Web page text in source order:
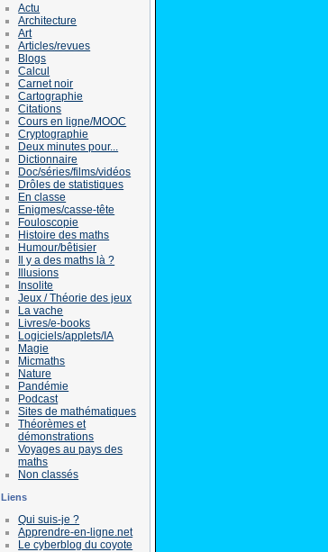
Actu
Architecture
Art
Articles/revues
Blogs
Calcul
Carnet noir
Cartographie
Citations
Cours en ligne/MOOC
Cryptographie
Deux minutes pour...
Dictionnaire
Doc/séries/films/vidéos
Drôles de statistiques
En classe
Enigmes/casse-tête
Fouloscopie
Histoire des maths
Humour/bêtisier
Il y a des maths là ?
Illusions
Insolite
Jeux / Théorie des jeux
La vache
Livres/e-books
Logiciels/applets/IA
Magie
Micmaths
Nature
Pandémie
Podcast
Sites de mathématiques
Théorèmes et
démonstrations
Voyages au pays des
maths
Non classés
Liens
Qui suis-je ?
Apprendre-en-ligne.net
Le cyberblog du coyote